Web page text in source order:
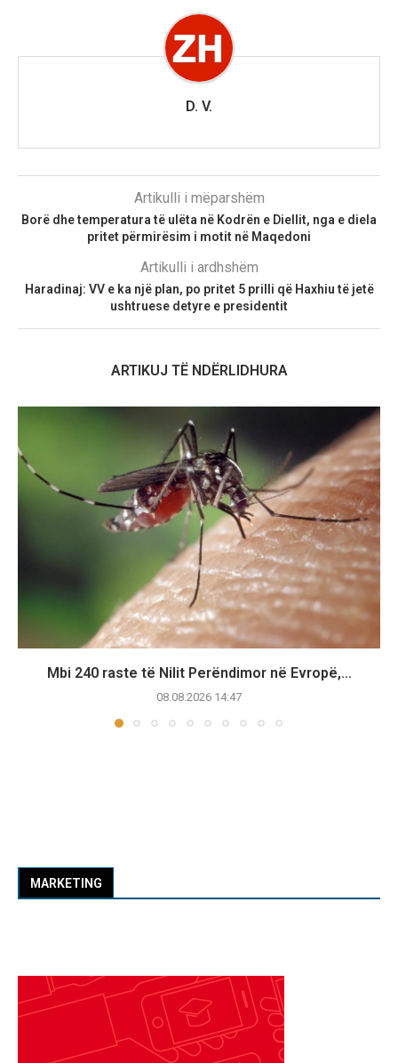
D. V.
Artikulli i mëparshëm
Borë dhe temperatura të ulëta në Kodrën e Diellit, nga e diela
pritet përmirësim i motit në Maqedoni
Artikulli i ardhshëm
Haradinaj: VV e ka një plan, po pritet 5 prilli që Haxhiu të jetë
ushtruese detyre e presidentit
ARTIKUJ TË NDËRLIDHURA
Mbi 240 raste të Nilit Perëndimor në Evropë,...
08.08.2026 14:47
MARKETING